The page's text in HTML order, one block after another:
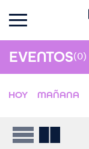
EVENTOS(0)
HOY MAÑANA